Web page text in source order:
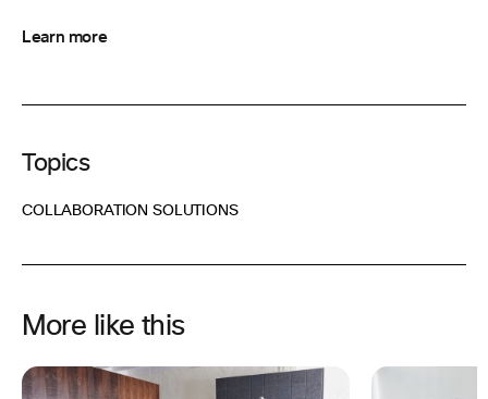
Learn more
Topics
COLLABORATION SOLUTIONS
More like this